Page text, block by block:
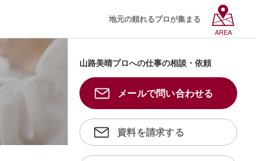
地元の頼れるプロが集まる
AREA
山路美晴プロへの仕事の相談・依頼
メールで問い合わせる
資料を請求する